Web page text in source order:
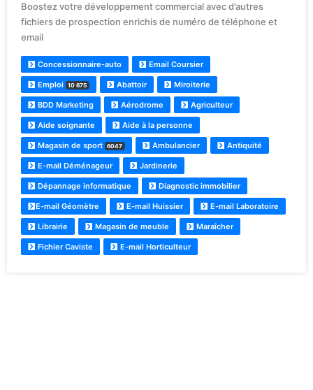
Boostez votre développement commercial avec d’autres
fichiers de prospection enrichis de numéro de téléphone et
email
Concessionnaire-auto Email Coursier
Emploi 10 675 Abattoir Miroiterie
BDD Marketing Aérodrome Agriculteur
Aide soignante Aide à la personne
Magasin de sport 6047 Ambulancier Antiquité
E-mail Déménageur Jardinerie
Dépannage informatique Diagnostic immobilier
E-mail Géomètre E-mail Huissier E-mail Laboratoire
Librairie Magasin de meuble Maraîcher
Fichier Caviste E-mail Horticulteur